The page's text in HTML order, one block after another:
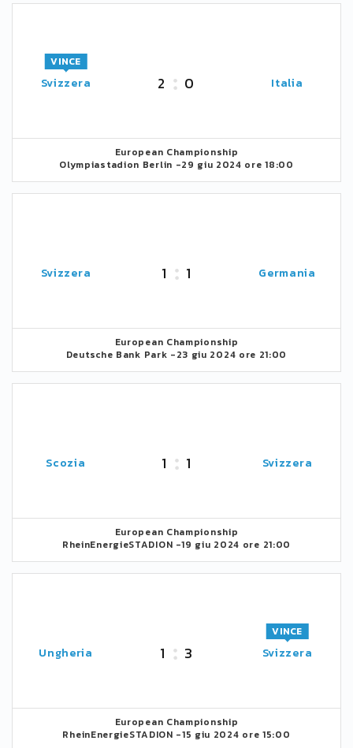
Svizzera
VINCE
2 0 Italia
European Championship
Olympiastadion Berlin -29 giu 2024 ore 18:00
Svizzera 1 1 Germania
European Championship
Deutsche Bank Park -23 giu 2024 ore 21:00
Scozia 1 1 Svizzera
European Championship
RheinEnergieSTADION -19 giu 2024 ore 21:00
Ungheria 1 3 Svizzera
VINCE
European Championship
RheinEnergieSTADION -15 giu 2024 ore 15:00